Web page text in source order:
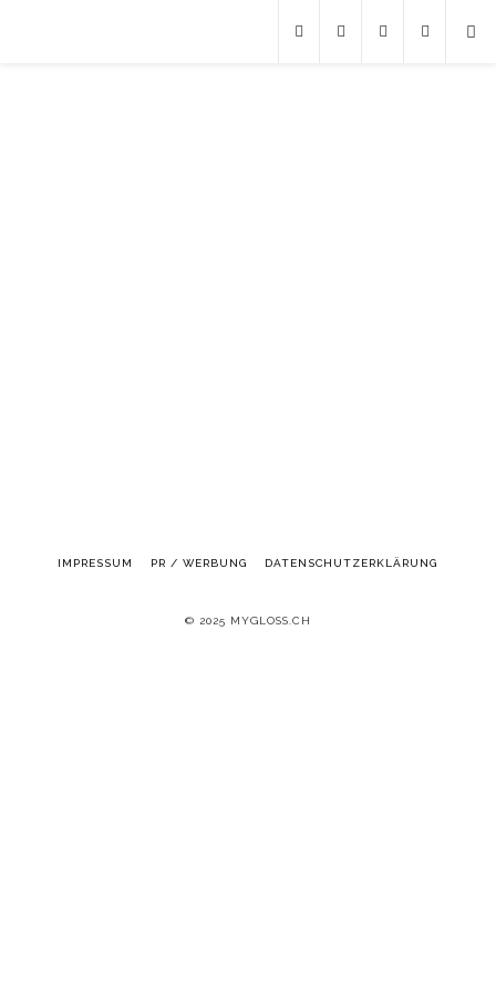
IMPRESSUM PR / WERBUNG DATENSCHUTZERKLÄRUNG
© 2025 MYGLOSS.CH